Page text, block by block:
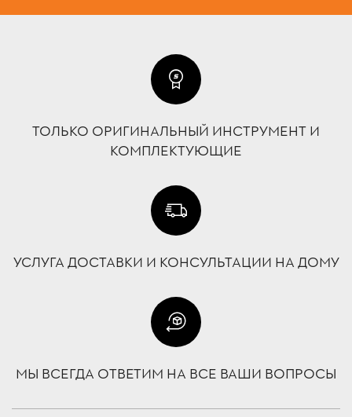
ТОЛЬКО ОРИГИНАЛЬНЫЙ ИНСТРУМЕНТ И
КОМПЛЕКТУЮЩИЕ
УСЛУГА ДОСТАВКИ И КОНСУЛЬТАЦИИ НА ДОМУ
МЫ ВСЕГДА ОТВЕТИМ НА ВСЕ ВАШИ ВОПРОСЫ